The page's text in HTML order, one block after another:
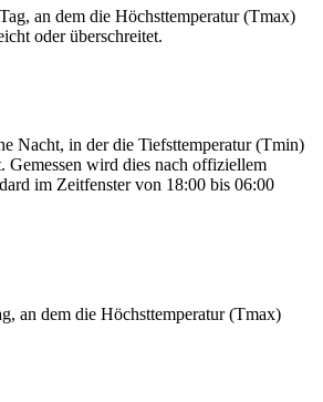
an dem die Höchsttemperatur (Tmax)
oder überschreitet.
Nacht, in der die Tiefsttemperatur (Tmin)
Gemessen wird dies nach offiziellem
im Zeitfenster von 18:00 bis 06:00
an dem die Höchsttemperatur (Tmax)